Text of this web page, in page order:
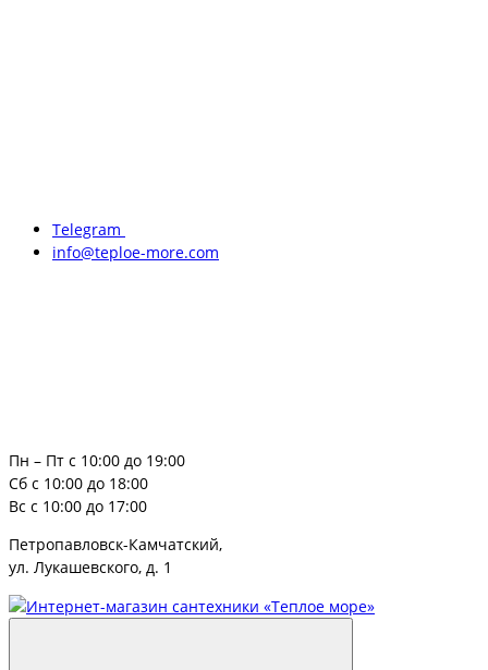
Telegram
info@teploe-more.com
Пн – Пт с 10:00 до 19:00
Сб с 10:00 до 18:00
Вс с 10:00 до 17:00
Петропавловск-Камчатский,
ул. Лукашевского, д. 1